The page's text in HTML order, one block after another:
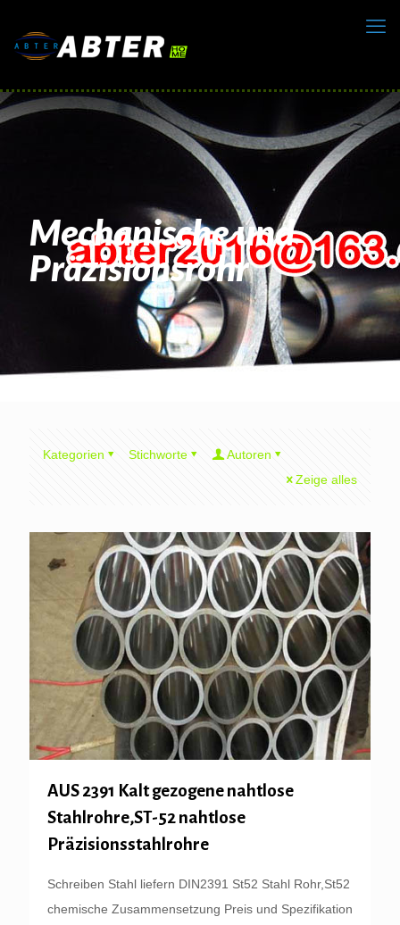
Mechanische und
Präzisionsrohr
Kategorien Stichworte
Autoren
Zeige alles
AUS 2391 Kalt gezogene nahtlose
Stahlrohre,ST-52 nahtlose
Präzisionsstahlrohre
Schreiben Stahl liefern DIN2391 St52 Stahl Rohr,St52
chemische Zusammensetzung Preis und Spezifikation